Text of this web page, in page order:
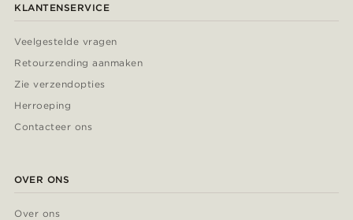
KLANTENSERVICE
Veelgestelde vragen
Retourzending aanmaken
Zie verzendopties
Herroeping
Contacteer ons
OVER ONS
Over ons